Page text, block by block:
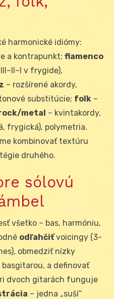
harmonické idiómy:
a kontrapunkt; flamenco
v frygide),
– rozšírené akordy,
substitúcie; folk –
metal – kvintakordy,
frygická), polymetria.
kombinovať textúru
druhého.
sólovú
všetko – bas, harmóniu,
odľahčiťvoicingy (3-
obmedziť nízky
a definovať
dvoch gitarách funguje
– jedna „suší“